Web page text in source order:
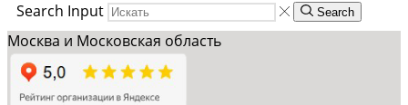
Search Input
Search
Москва и Московская область